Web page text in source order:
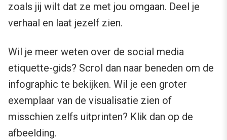
zoals jij wilt dat ze met jou omgaan. Deel je
verhaal en laat jezelf zien.
Wil je meer weten over de social media
etiquette-gids? Scrol dan naar beneden om de
infographic te bekijken. Wil je een groter
exemplaar van de visualisatie zien of
misschien zelfs uitprinten? Klik dan op de
afbeelding.